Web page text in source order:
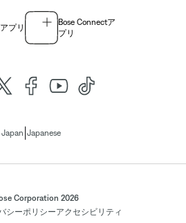
プリ
Bose Connectア
プリ
Japan Japanese
Corporation 2026
シーポリシーアクセシビリティ